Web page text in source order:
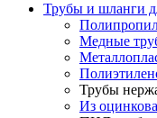
Трубы и шланги
Медные
Трубы
Из